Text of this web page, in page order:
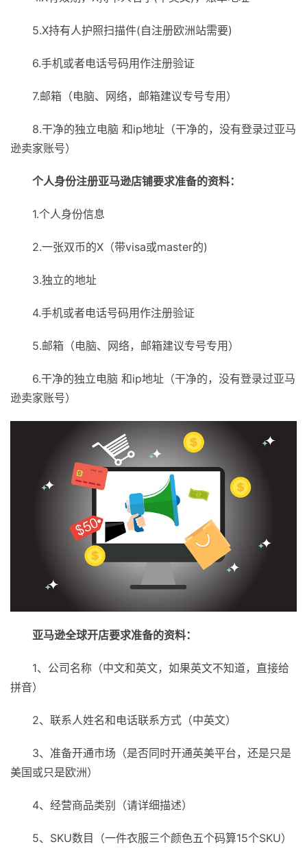
5.X持有人护照扫描件(自注册欧洲站需要)
6.手机或者电话号码用作注册验证
7.邮箱（电脑、网络，邮箱建议专号专用）
8.干净的独立电脑 和ip地址（干净的，没有登录过亚马
逊卖家账号）
个人身份注册亚马逊店铺要求准备的资料：
1.个人身份信息
2.一张双币的X（带visa或master的)
3.独立的地址
4.手机或者电话号码用作注册验证
5.邮箱（电脑、网络，邮箱建议专号专用）
6.干净的独立电脑 和ip地址（干净的，没有登录过亚马
逊卖家账号）
亚马逊全球开店要求准备的资料：
1、公司名称（中文和英文，如果英文不知道，直接给
拼音）
2、联系人姓名和电话联系方式（中英文）
3、准备开通市场（是否同时开通英美平台，还是只是
美国或只是欧洲）
4、经营商品类别（请详细描述）
5、SKU数目（一件衣服三个颜色五个码算15个SKU）